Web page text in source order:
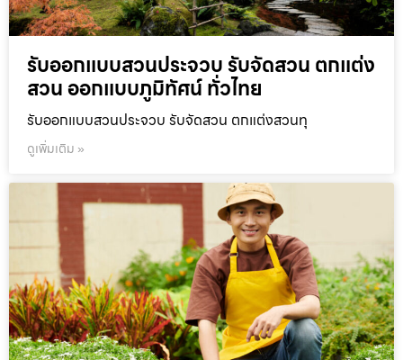
รับออกแบบสวนประจวบ รับจัดสวน ตกแต่ง
สวน ออกแบบภูมิทัศน์ ทั่วไทย
รับออกแบบสวนประจวบ รับจัดสวน ตกแต่งสวนทุ
ดูเพิ่มเติม »